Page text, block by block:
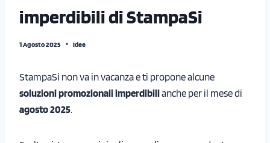
imperdibili di StampaSi
1 Agosto 2025 Idee
StampaSi non va in vacanza e ti propone alcune
soluzioni promozionali imperdibilianche per il mese di
agosto 2025.